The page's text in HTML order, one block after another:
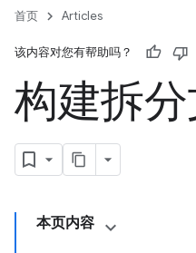
首页 Articles
该内容对您有帮助吗？
构建拆
本页内容